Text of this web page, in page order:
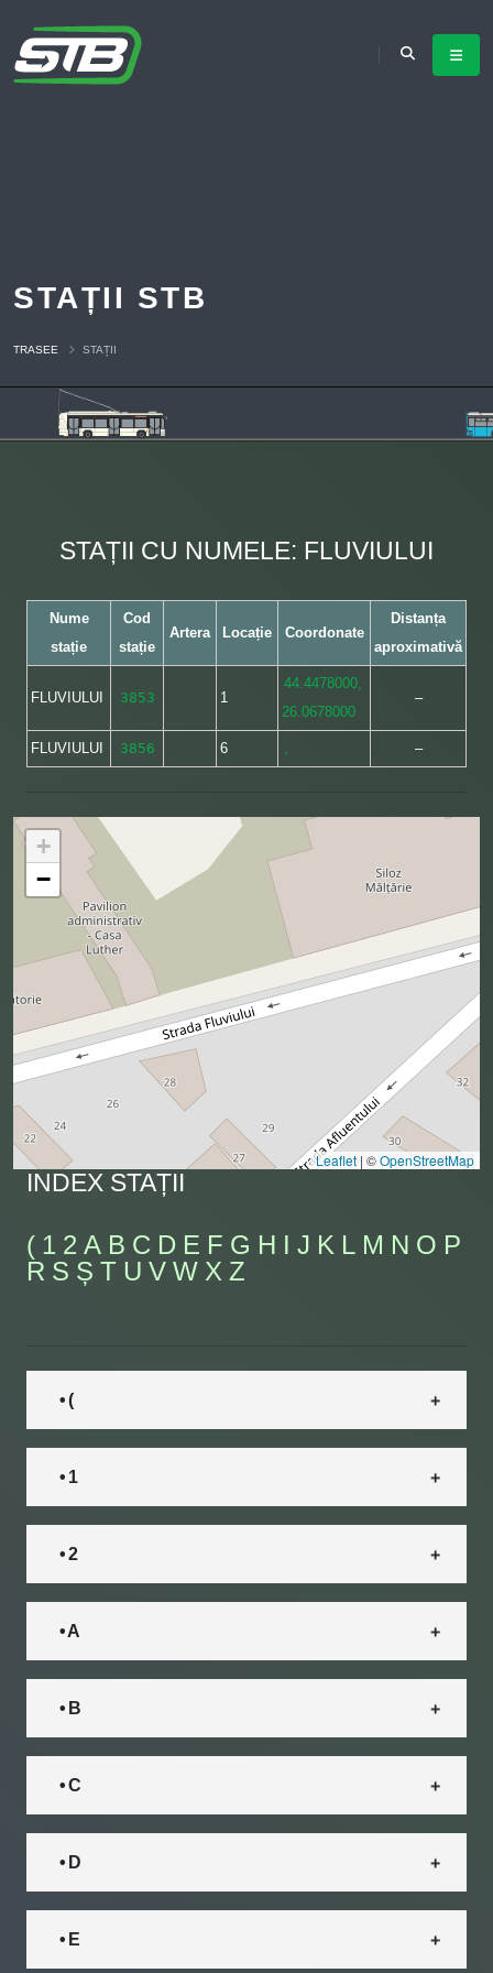
STAȚII STB
TRASEE STAȚII
STAȚII CU NUMELE: FLUVIULUI
Nume
stație
Cod
stație
Artera Locație Coordonate
Distanța
aproximativă
FLUVIULUI 3853 1
44.4478000,
26.0678000
–
FLUVIULUI 3856 6 , –
+
−
Leaflet | ©OpenStreetMap
INDEX STAȚII
( 1 2 A B C D E F G H I J K L M N O P
R S Ș T U V W X Z
• (
• 1
• 2
• A
• B
• C
• D
• E